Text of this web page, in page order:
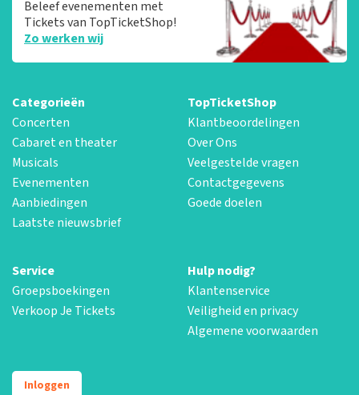
Beleef evenementen met
Tickets van TopTicketShop!
Zo werken wij
Categorieën
Concerten
Cabaret en theater
Musicals
Evenementen
Aanbiedingen
Laatste nieuwsbrief
TopTicketShop
Klantbeoordelingen
Over Ons
Veelgestelde vragen
Contactgegevens
Goede doelen
Service
Groepsboekingen
Verkoop Je Tickets
Hulp nodig?
Klantenservice
Veiligheid en privacy
Algemene voorwaarden
Inloggen